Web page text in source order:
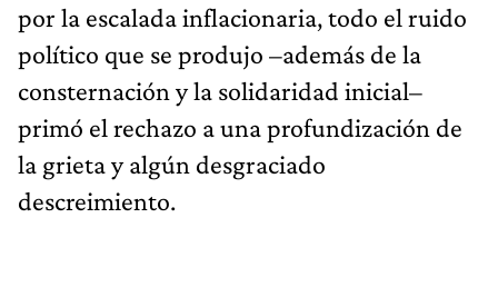
por la escalada inflacionaria, todo el ruido
político que se produjo –además de la
consternación y la solidaridad inicial–
primó el rechazo a una profundización de
la grieta y algún desgraciado
descreimiento.